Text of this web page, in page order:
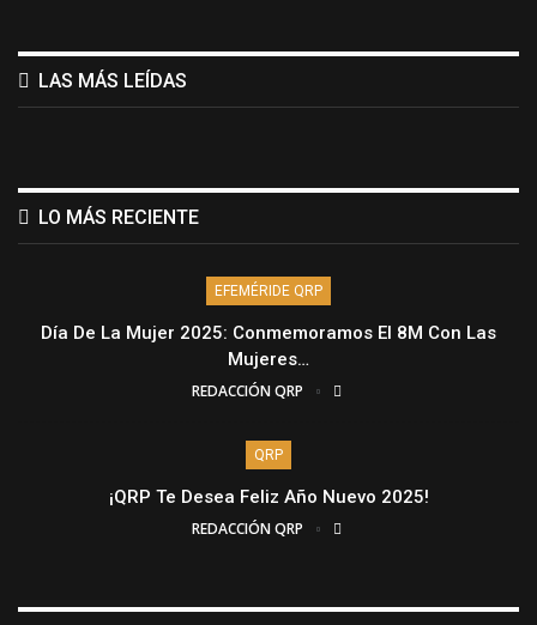
LAS MÁS LEÍDAS
LO MÁS RECIENTE
EFEMÉRIDE QRP
Día De La Mujer 2025: Conmemoramos El 8M Con Las
Mujeres…
REDACCIÓN QRP
QRP
¡QRP Te Desea Feliz Año Nuevo 2025!
REDACCIÓN QRP